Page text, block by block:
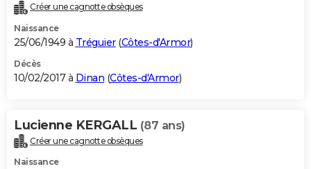
Créer une cagnotte obsèques
Naissance
25/06/1949 à Tréguier(Côtes-d'Armor)
Décès
10/02/2017 à Dinan (Côtes-d'Armor)
Lucienne KERGALL (87 ans)
Créer une cagnotte obsèques
Naissance